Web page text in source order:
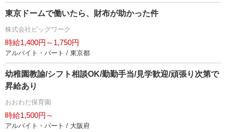
東京ドームで働いたら、財布が助かった件
株式会社ビッグワーク
時給1,400円～1,750円
アルバイト・パート / 東京都
幼稚園教諭/シフト相談OK/勤勤手当/見学歓迎/頑張り次第で
昇給あり
おおわだ保育園
時給1,500円～
アルバイト・パート / 大阪府